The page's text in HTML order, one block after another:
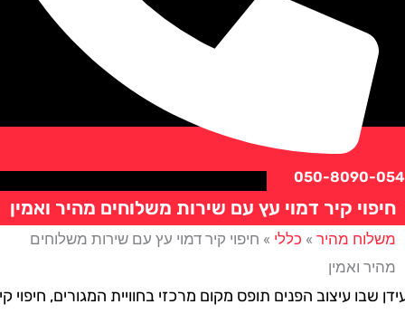
050-
קיר דמוי עץ עם שירות משלוחים מהיר ואמין
מהיר »כללי »חיפוי קיר דמוי עץ עם שירות משלוחים
ואמין
עיצוב הפנים תופס מקום מרכזי בחוויית המגורים, חיפוי קיר